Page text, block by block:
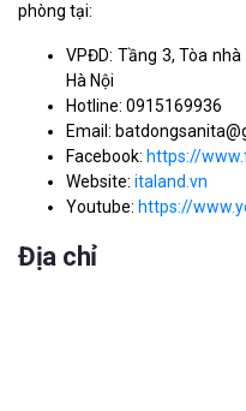
phòng tại:
VPĐD: Tầng 3, Tòa
Hà Nội
Hotline: 0915169936
Email:
Facebook: https://
Website: italand.vn
Youtube: https://
Địa chỉ